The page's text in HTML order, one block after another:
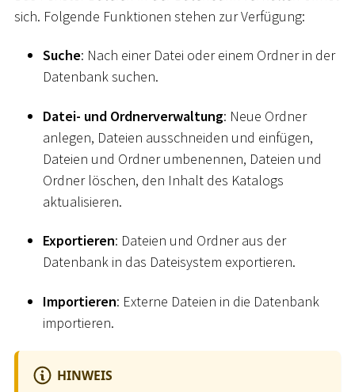
sich. Folgende Funktionen stehen zur Verfügung:
Suche: Nach einer Datei oder einem Ordner in der
Datenbank suchen.
Datei- und Ordnerverwaltung: Neue Ordner
anlegen, Dateien ausschneiden und einfügen,
Dateien und Ordner umbenennen, Dateien und
Ordner löschen, den Inhalt des Katalogs
aktualisieren.
Exportieren: Dateien und Ordner aus der
Datenbank in das Dateisystem exportieren.
Importieren: Externe Dateien in die Datenbank
importieren.
HINWEIS